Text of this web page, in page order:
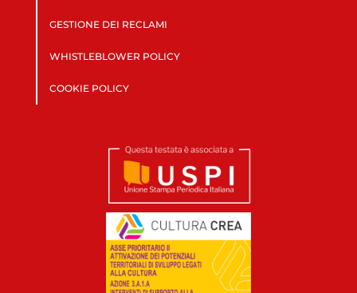
GESTIONE DEI RECLAMI
WHISTLEBLOWER POLICY
COOKIE POLICY